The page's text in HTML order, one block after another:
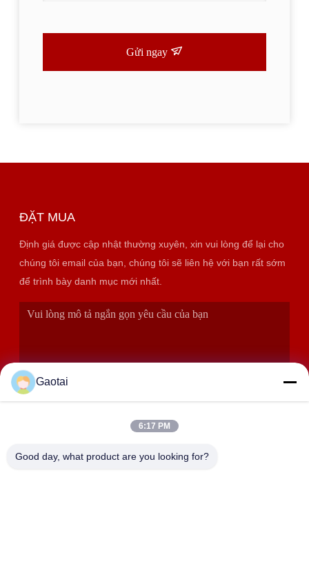
Gửi ngay
ĐẶT MUA
Định giá được cập nhật thường xuyên, xin vui lòng để lại cho
chúng tôi email của bạn, chúng tôi sẽ liên hệ với bạn rất sớm
để trình bày danh mục mới nhất.
Gaotai
6:17 PM
Good day, what product are you looking for?